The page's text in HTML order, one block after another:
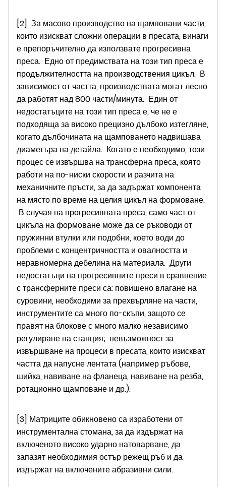
[2] За масово производство на щамповани части,
които изискват сложни операции в пресата, винаги
е препоръчително да използвате прогресивна
преса. Едно от предимствата на този тип преса е
продължителността на производствения цикъл. В
зависимост от частта, производствата могат лесно
да работят над 800 части/минута. Един от
недостатъците на този тип преса е, че не е
подходяща за високо прецизно дълбоко изтегляне,
когато дълбочината на щамповането надвишава
диаметъра на детайла. Когато е необходимо, този
процес се извършва на трансферна преса, която
работи на по-ниски скорости и разчита на
механичните пръсти, за да задържат компонента
на място по време на целия цикъл на формоване.
В случая на прогресивната преса, само част от
цикъла на формоване може да се ръководи от
пружинни втулки или подобни, което води до
проблеми с концентричността и овалността и
неравномерна дебелина на материала. Други
недостатъци на прогресивните преси в сравнение
с трансферните преси са: повишено влагане на
суровини, необходими за прехвърляне на части,
инструментите са много по-скъпи, защото се
правят на блокове с много малко независимо
регулиране на станция; невъзможност за
извършване на процеси в пресата, които изискват
частта да напусне лентата (например ръбове,
шийка, навиване на фланеца, навиване на резба,
ротационно щамповане и др.).
[3] Матриците обикновено са изработени от
инструментална стомана, за да издържат на
включеното високо ударно натоварване, да
запазят необходимия остър режещ ръб и да
издържат на включените абразивни сили.